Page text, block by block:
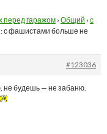
перед гаражом› Общий › с
с фашистами больше не
#123036
не будешь — не забаню.